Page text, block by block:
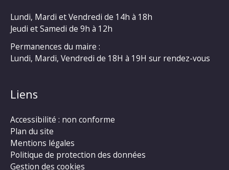
Lundi, Mardi et Vendredi de 14h à 18h
Jeudi et Samedi de 9h à 12h
Permanences du maire :
Lundi, Mardi, Vendredi de 18H à 19H sur rendez-vous
Liens
Accessibilité : non conforme
Plan du site
Mentions légales
Politique de protection des données
Gestion des cookies